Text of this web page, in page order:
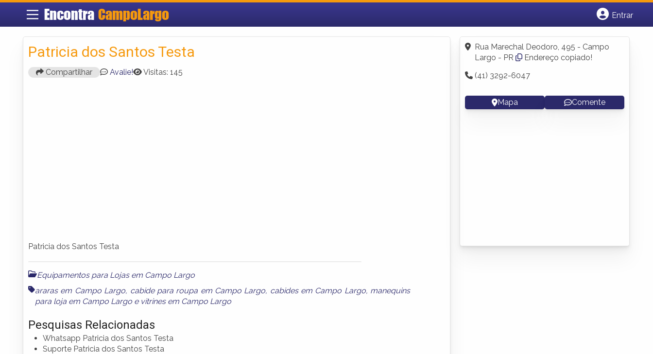
Encontra CampoLargo
Entrar
Fazer login
Criar conta
Patricia dos Santos Testa
Compartilhar Avalie! Visitas: 145
Patricia dos Santos Testa
Equipamentos para Lojas em Campo Largo
araras em Campo Largo, cabide para roupa em Campo Largo, cabides em Campo Largo, manequins
para loja em Campo Largo e vitrines em Campo Largo
Pesquisas Relacionadas
Whatsapp Patricia dos Santos Testa
Suporte Patricia dos Santos Testa
Rua Marechal Deodoro, 495 - Campo
Largo - PR
Endereço copiado!
(41) 3292-6047
Mapa Comente